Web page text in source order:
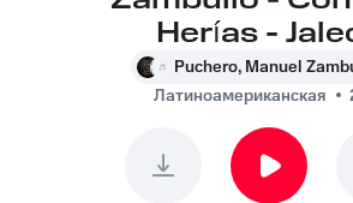
Herías -
Puchero, Manuel
Латиноамериканская